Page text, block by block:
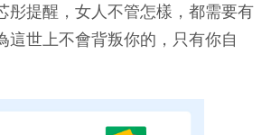
彤提醒，女人不管怎樣，都需要有
這世上不會背叛你的，只有你自